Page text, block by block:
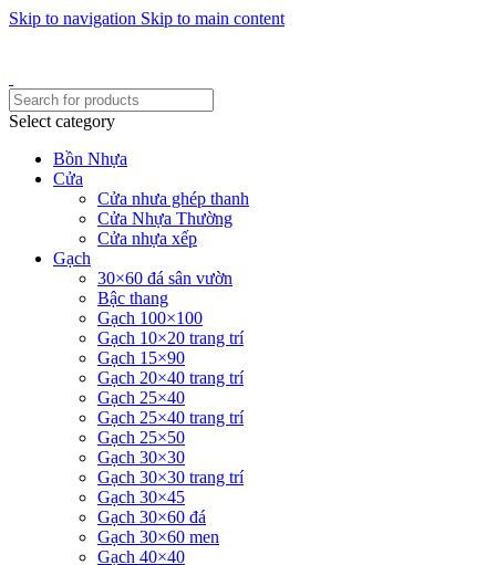
Skip to navigation Skip to main content
Select category
Bồn Nhựa
Cửa
Cửa nhưa ghép thanh
Cửa Nhựa Thường
Cửa nhựa xếp
Gạch
30×60 đá sân vườn
Bậc thang
Gạch 100×100
Gạch 10×20 trang trí
Gạch 15×90
Gạch 20×40 trang trí
Gạch 25×40
Gạch 25×40 trang trí
Gạch 25×50
Gạch 30×30
Gạch 30×30 trang trí
Gạch 30×45
Gạch 30×60 đá
Gạch 30×60 men
Gạch 40×40